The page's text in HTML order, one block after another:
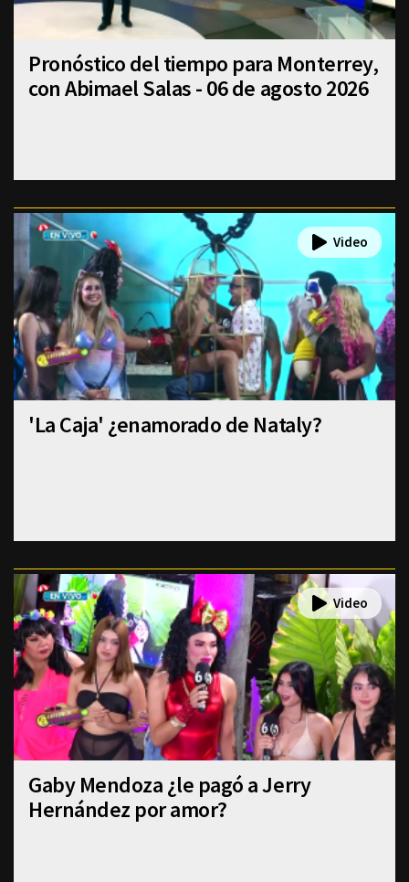
Pronóstico del tiempo para Monterrey,
con Abimael Salas - 06 de agosto 2026
'La Caja' ¿enamorado de Nataly?
Gaby Mendoza ¿le pagó a Jerry
Hernández por amor?